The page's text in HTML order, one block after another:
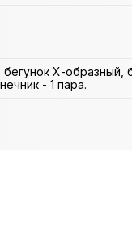
Х-образный,
- 1 пара.